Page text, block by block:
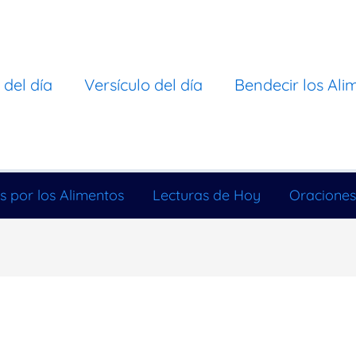
día Versículo del día Bendecir los
por los Alimentos Lecturas de Hoy